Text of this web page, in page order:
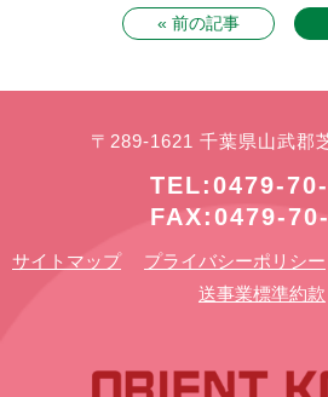
« 前の記事
〒289-1621 千葉県山武郡
TEL:0479-
FAX:0479-
サイトマップ プライバシーポリシー
送事業標準約款